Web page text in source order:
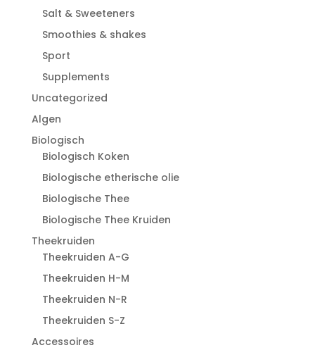
Salt & Sweeteners
Smoothies & shakes
Sport
Supplements
Uncategorized
Algen
Biologisch
Biologisch Koken
Biologische etherische olie
Biologische Thee
Biologische Thee Kruiden
Theekruiden
Theekruiden A-G
Theekruiden H-M
Theekruiden N-R
Theekruiden S-Z
Accessoires